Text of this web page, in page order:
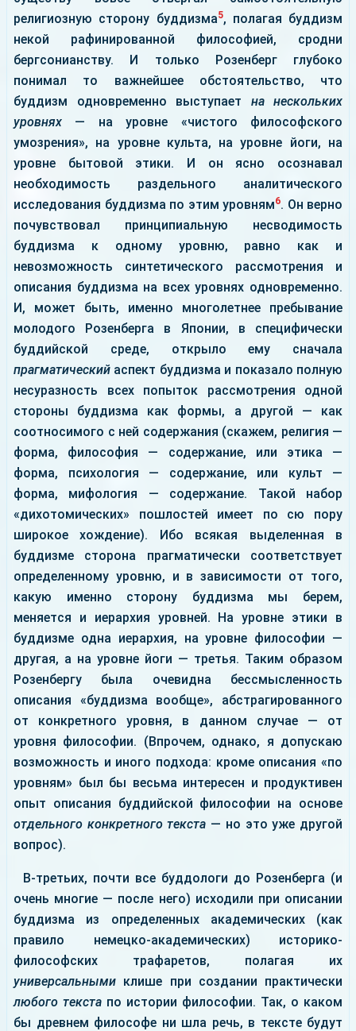
религиозную сторону буддизма5, полагая буддизм
некой рафинированной философией, сродни
бергсонианству. И только Розенберг глубоко
понимал то важнейшее обстоятельство, что
буддизм одновременно выступает на нескольких
уровнях — на уровне «чистого философского
умозрения», на уровне культа, на уровне йоги, на
уровне бытовой этики. И он ясно осознавал
необходимость раздельного аналитического
исследования буддизма по этим уровням6. Он верно
почувствовал принципиальную несводимость
буддизма к одному уровню, равно как и
невозможность синтетического рассмотрения и
описания буддизма на всех уровнях одновременно.
И, может быть, именно многолетнее пребывание
молодого Розенберга в Японии, в специфически
буддийской среде, открыло ему сначала
прагматический аспект буддизма и показало полную
несуразность всех попыток рассмотрения одной
стороны буддизма как формы, а другой — как
соотносимого с ней содержания (скажем, религия —
форма, философия — содержание, или этика —
форма, психология — содержание, или культ —
форма, мифология — содержание. Такой набор
«дихотомических» пошлостей имеет по сю пору
широкое хождение). Ибо всякая выделенная в
буддизме сторона прагматически соответствует
определенному уровню, и в зависимости от того,
какую именно сторону буддизма мы берем,
меняется и иерархия уровней. На уровне этики в
буддизме одна иерархия, на уровне философии —
другая, а на уровне йоги — третья. Таким образом
Розенбергу была очевидна бессмысленность
описания «буддизма вообще», абстрагированного
от конкретного уровня, в данном случае — от
уровня философии. (Впрочем, однако, я допускаю
возможность и иного подхода: кроме описания «по
уровням» был бы весьма интересен и продуктивен
опыт описания буддийской философии на основе
отдельного конкретного текста — но это уже другой
вопрос).
В-третьих, почти все буддологи до Розенберга (и
очень многие — после него) исходили при описании
буддизма из определенных академических (как
правило немецко-академических) историко-
философских трафаретов, полагая их
универсальными клише при создании практически
любого текста по истории философии. Так, о каком
бы древнем философе ни шла речь, в тексте будут